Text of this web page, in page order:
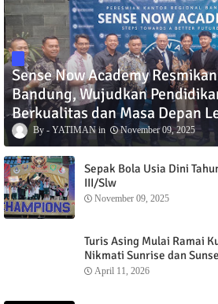
Sense Now Academy
Bandung, Wujudkan
Berkualitas dan Masa Depan
YATIMAN November 09, 2025
Sepak Bola Usia Dini
III/Slw
November 09, 2025
Turis Asing Mulai Ramai
Nikmati Sunrise dan
Menganti Cottage
April 11, 2026